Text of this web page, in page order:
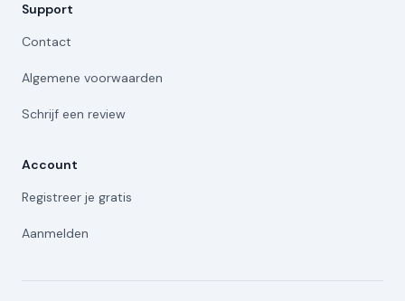
Support
Contact
Algemene voorwaarden
Schrijf een review
Account
Registreer je gratis
Aanmelden